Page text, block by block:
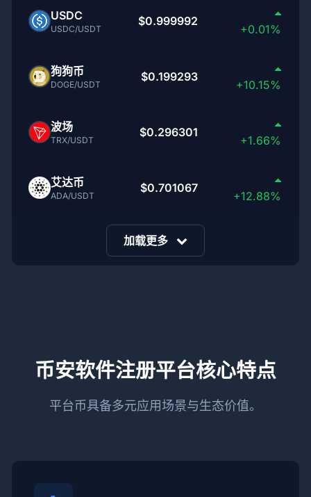
USDC
USDC/USDT
$0.999992
+0.01%
狗狗币
DOGE/USDT
$0.199293
+10.15%
波场
TRX/USDT
$0.296301
+1.66%
艾达币
ADA/USDT
$0.701067
+12.88%
加载更多
币安软件注册平台核心特点
平台币具备多元应用场景与生态价值。